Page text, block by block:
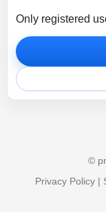
Only registered
©
Privacy Policy |